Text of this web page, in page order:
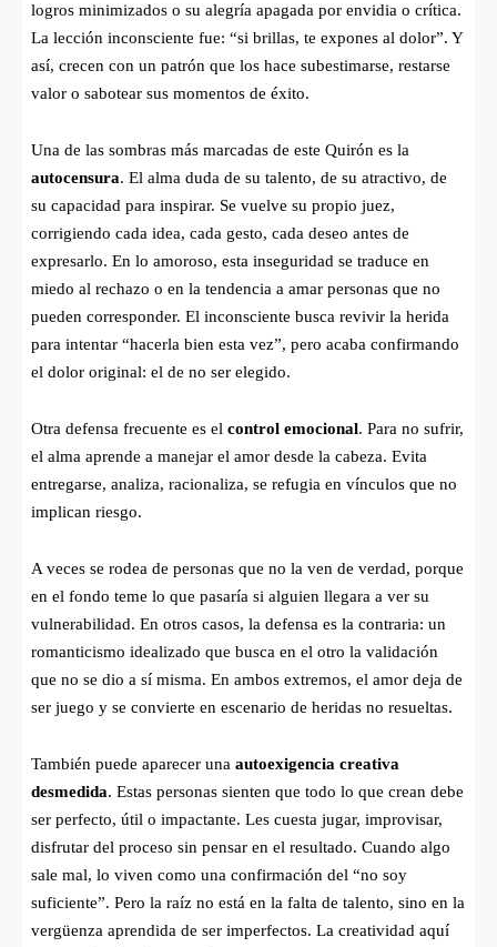
logros minimizados o su alegría apagada por envidia o crítica.
La lección inconsciente fue: “si brillas, te expones al dolor”. Y
así, crecen con un patrón que los hace subestimarse, restarse
valor o sabotear sus momentos de éxito.
Una de las sombras más marcadas de este Quirón es la
autocensura. El alma duda de su talento, de su atractivo, de
su capacidad para inspirar. Se vuelve su propio juez,
corrigiendo cada idea, cada gesto, cada deseo antes de
expresarlo. En lo amoroso, esta inseguridad se traduce en
miedo al rechazo o en la tendencia a amar personas que no
pueden corresponder. El inconsciente busca revivir la herida
para intentar “hacerla bien esta vez”, pero acaba confirmando
el dolor original: el de no ser elegido.
Otra defensa frecuente es el control emocional. Para no sufrir,
el alma aprende a manejar el amor desde la cabeza. Evita
entregarse, analiza, racionaliza, se refugia en vínculos que no
implican riesgo.
A veces se rodea de personas que no la ven de verdad, porque
en el fondo teme lo que pasaría si alguien llegara a ver su
vulnerabilidad. En otros casos, la defensa es la contraria: un
romanticismo idealizado que busca en el otro la validación
que no se dio a sí misma. En ambos extremos, el amor deja de
ser juego y se convierte en escenario de heridas no resueltas.
También puede aparecer una autoexigencia creativa
desmedida. Estas personas sienten que todo lo que crean debe
ser perfecto, útil o impactante. Les cuesta jugar, improvisar,
disfrutar del proceso sin pensar en el resultado. Cuando algo
sale mal, lo viven como una confirmación del “no soy
suficiente”. Pero la raíz no está en la falta de talento, sino en la
vergüenza aprendida de ser imperfectos. La creatividad aquí